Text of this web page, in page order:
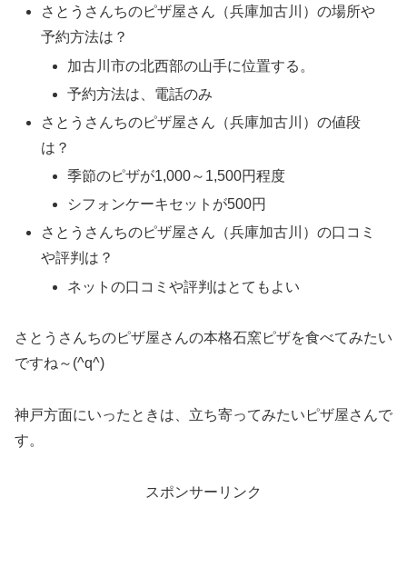
さとうさんちのピザ屋さん（兵庫加古川）の場所や
予約方法は？
加古川市の北西部の山手に位置する。
予約方法は、電話のみ
さとうさんちのピザ屋さん（兵庫加古川）の値段
は？
季節のピザが1,000～1,500円程度
シフォンケーキセットが500円
さとうさんちのピザ屋さん（兵庫加古川）の口コミ
や評判は？
ネットの口コミや評判はとてもよい
さとうさんちのピザ屋さんの本格石窯ピザを食べてみたい
ですね～(^q^)
神戸方面にいったときは、立ち寄ってみたいピザ屋さんで
す。
スポンサーリンク